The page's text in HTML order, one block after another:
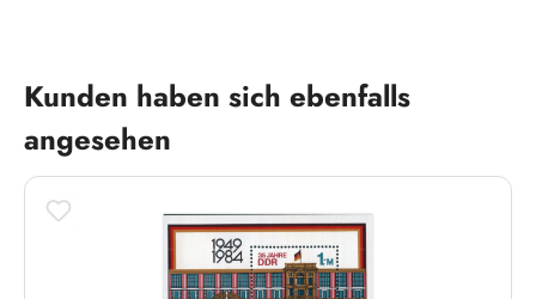
Produktgalerie überspringen
Kunden haben sich ebenfalls
angesehen